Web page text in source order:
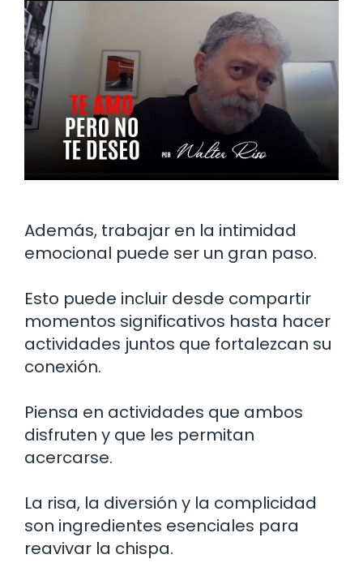
Además, trabajar en la intimidad
emocional puede ser un gran paso.
Esto puede incluir desde compartir
momentos significativos hasta hacer
actividades juntos que fortalezcan su
conexión.
Piensa en actividades que ambos
disfruten y que les permitan
acercarse.
La risa, la diversión y la complicidad
son ingredientes esenciales para
reavivar la chispa.